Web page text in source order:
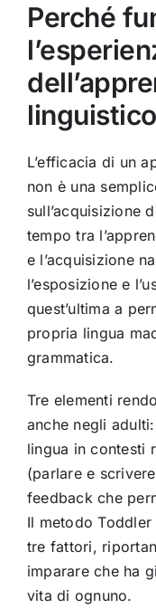
Perché
linguistico
L’efficacia di un
non è una
sull’acquisizione
tempo tra
e l’acquisizione
l’esposizione e
quest’ultima a
propria lingua
grammatica.
Tre elementi
anche negli
lingua in contesti
(parlare e
feedback che
Il metodo
tre fattori,
imparare che ha
vita di ognuno.